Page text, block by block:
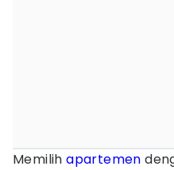
Memilihapartemen